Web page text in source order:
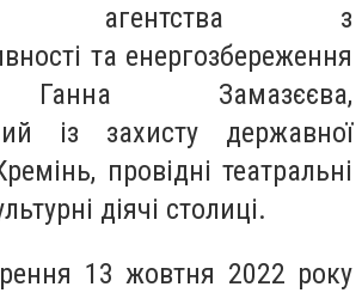
агентства з
та енергозбереження
Замазєєва,
із захисту державної
провідні театральні
діячі столиці.
13 жовтня 2022 року